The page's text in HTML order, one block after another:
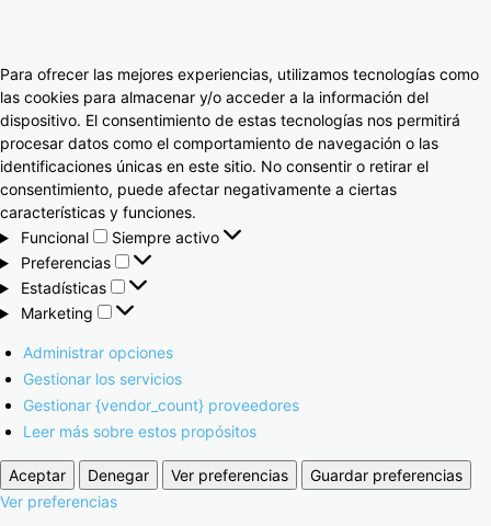
Para ofrecer las mejores experiencias, utilizamos tecnologías como
las cookies para almacenar y/o acceder a la información del
dispositivo. El consentimiento de estas tecnologías nos permitirá
procesar datos como el comportamiento de navegación o las
identificaciones únicas en este sitio. No consentir o retirar el
consentimiento, puede afectar negativamente a ciertas
características y funciones.
Funcional
Siempre activo
Preferencias
Estadísticas
Marketing
Administrar opciones
Gestionar los servicios
Gestionar {vendor_count} proveedores
Leer más sobre estos propósitos
Aceptar Denegar Ver preferencias
Guardar preferencias
Ver preferencias